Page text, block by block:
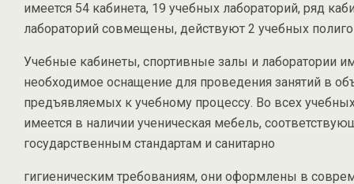
имеется 54 кабинета, 19 учебных лабораторий, ряд
лабораторий совмещены, действуют 2 учебных
Учебные кабинеты, спортивные залы и лаборатории
необходимое оснащение для проведения занятий в
предъявляемых к учебному процессу. Во всех
имеется в наличии ученическая мебель,
государственным стандартам и санитарно­
гигиеническим требованиям, они оформлены в